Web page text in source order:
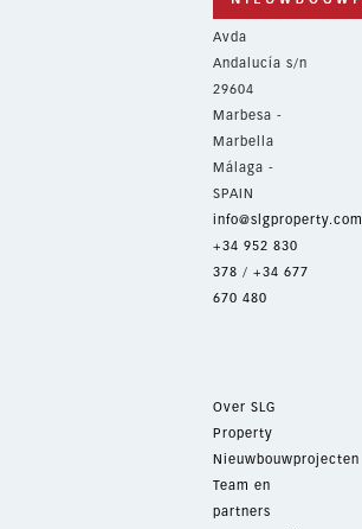
Avda
Andalucía s/n
29604
Marbesa -
Marbella
Málaga -
SPAIN
info@slgproperty.com
+34 952 830
378 / +34 677
670 480
Over SLG
Property
Nieuwbouwprojecten
Team en
partners